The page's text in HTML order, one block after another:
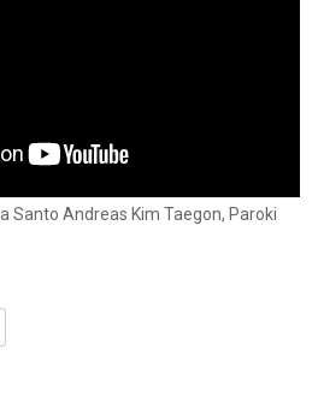
Santo Andreas Kim Taegon, Paroki